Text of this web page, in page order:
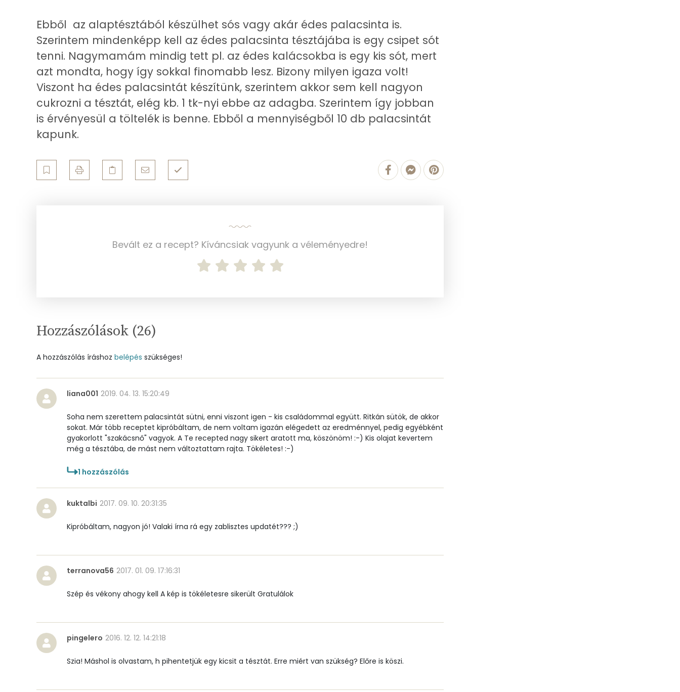
Zsír
Összesen
21.3 g
Telített zsírsav
Egyszeresen telítetlen zsírsav:
7 g
Többszörösen telítetlen zsírsav
6 g
Ásványi anyagok
Nátrium
Szénhidrát
Összesen
Cukor
8 mg
Vitaminok
A vitamin (RAE):
B6 vitamin:
0 mg
B12 Vitamin:
0 micro
Ebből az alaptésztából készülhet sós vagy akár édes palacsinta is.
Szerintem mindenképp kell az édes palacsinta tésztájába is egy csipet sót
tenni. Nagymamám mindig tett pl. az édes kalácsokba is egy kis sót, mert
azt mondta, hogy így sokkal finomabb lesz. Bizony milyen igaza volt!
Viszont ha édes palacsintát készítünk, szerintem akkor sem kell nagyon
cukrozni a tésztát, elég kb. 1 tk-nyi ebbe az adagba. Szerintem így jobban
is érvényesül a töltelék is benne. Ebből a mennyiségből 10 db palacsintát
kapunk.
Bevált ez a recept? Kíváncsiak vagyunk a véleményedre!
Hozzászólások (26)
A hozzászólás íráshoz belépés szükséges!
liana001 2019. 04. 13. 15:20:49
Soha nem szerettem palacsintát sütni, enni viszont igen - kis családommal együtt. Ritkán sütök, de akkor
sokat. Már több receptet kipróbáltam, de nem voltam igazán elégedett az eredménnyel, pedig egyébként
gyakorlott "szakácsnő" vagyok. A Te recepted nagy sikert aratott ma, köszönöm! :-) Kis olajat kevertem
még a tésztába, de mást nem változtattam rajta. Tökéletes! :-)
1 hozzászólás
kuktalbi 2017. 09. 10. 20:31:35
Kipróbáltam, nagyon jó! Valaki írna rá egy zablisztes updatét??? ;)
terranova56 2017. 01. 09. 17:16:31
Szép és vékony ahogy kell A kép is tökéletesre sikerült Gratulálok
pingelero 2016. 12. 12. 14:21:18
Szia! Máshol is olvastam, h pihentetjük egy kicsit a tésztát. Erre miért van szükség? Előre is köszi.